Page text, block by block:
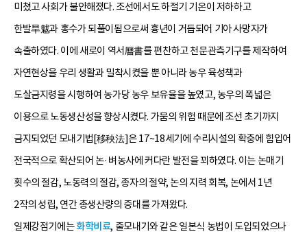
미쳤고 사회가 불안해졌다. 조선에서도 하절기 기온이 저하하고
한발旱魃과 홍수가 되풀이됨으로써 흉년이 거듭되어 기아 사망자가
속출하였다. 이에 새로이 역서曆書를 편찬하고 천문관측기구를 제작하여
자연현상을 우리 생활과 밀착시켰을 뿐 아니라 농우 육성책과
도살금지령을 시행하여 농가당 농우 보유율을 높였고, 농우의 폭넓은
이용으로 노동생산성을 향상시켰다. 가뭄의 위험 때문에 조선 초기까지
금지되었던 모내기법[移秧法]은 17~18세기에 수리시설의 확충에 힘입어
전국적으로 확산되어 논·벼농사에 커다란 발전을 꾀하였다. 이는 논매기
횟수의 절감, 노동력의 절감, 종자의 절약, 논의 지력 회복, 논에서 1년
2작의 성립, 연간 총생산량의 증대를 가져왔다.
일제강점기에는화학비료, 줄모내기와 같은 일본식 농법이 도입되었으나